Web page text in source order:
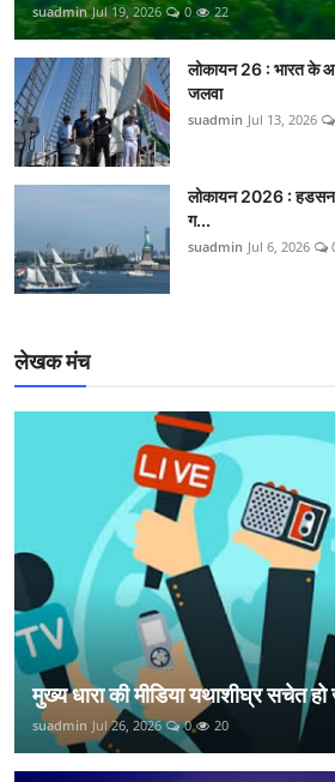
suadmin Jul 19, 2026 0 22
लोकायन 26 : भारत के
जलवा
suadmin Jul 13, 2026
लोकायन 2026 : हडसन
ग...
suadmin Jul 6, 2026
लेखक मंच
मुख्य धारा की मीडिया यथाशीघ्र सचेत हो
suadmin Jul 26, 2026 0 20